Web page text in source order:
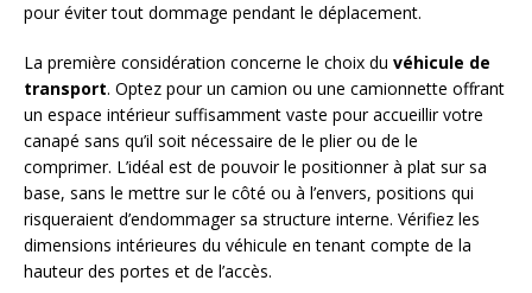
pour éviter tout dommage pendant le déplacement.
La première considération concerne le choix du véhicule de
transport. Optez pour un camion ou une camionnette offrant
un espace intérieur suffisamment vaste pour accueillir votre
canapé sans qu’il soit nécessaire de le plier ou de le
comprimer. L’idéal est de pouvoir le positionner à plat sur sa
base, sans le mettre sur le côté ou à l’envers, positions qui
risqueraient d’endommager sa structure interne. Vérifiez les
dimensions intérieures du véhicule en tenant compte de la
hauteur des portes et de l’accès.